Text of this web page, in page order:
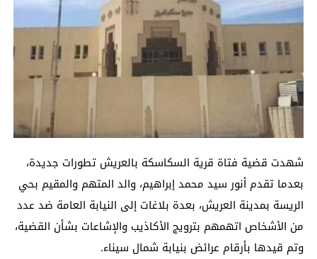
شهدت قضية فتاة قرية السكاسكة بالعريش تطورات جديدة،
بعدما تقدم أنور سيد محمد إبراهيم، والد المتهم والمقيم بحي
الريسة بمدينة العريش، بعدة بلاغات إلى النيابة العامة ضد عدد
من الأشخاص اتهمهم بترويج الأكاذيب والإشاعات بشأن القضية،
وتم قيدها بأرقام عرائض بنيابة شمال سيناء.